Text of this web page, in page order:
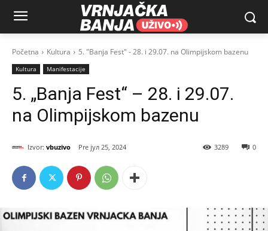
Početna Kultura 5. "Banja Fest" - 28. i 29.07. na Olimpijskom bazenu
Kultura Manifestacije
5. „Banja Fest“ – 28. i 29.07.
na Olimpijskom bazenu
Izvor: vbuzivo јул 25, 2024 0
3289